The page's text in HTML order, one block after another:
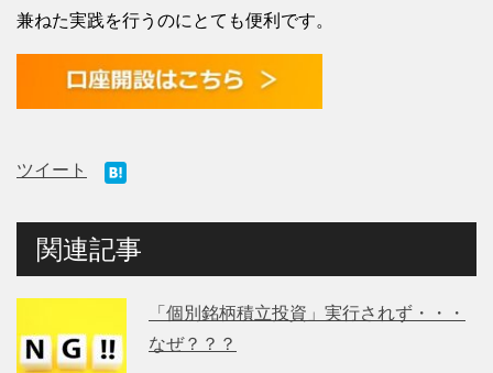
兼ねた実践を行うのにとても便利です。
ツイート
関連記事
「個別銘柄積立投資」実行されず・・・
なぜ？？？